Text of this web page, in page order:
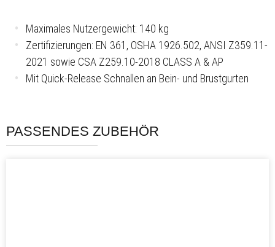
Maximales Nutzergewicht: 140 kg
Zertifizierungen: EN 361, OSHA 1926.502, ANSI Z359.11-
2021 sowie CSA Z259.10-2018 CLASS A & AP
Mit Quick-Release Schnallen an Bein- und Brustgurten
PASSENDES ZUBEHÖR